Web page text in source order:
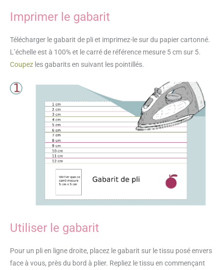
Imprimer le gabarit
Télécharger le gabarit de pli et imprimez-le sur du papier cartonné.
L’échelle est à 100% et le carré de référence mesure 5 cm sur 5.
Coupez les gabarits en suivant les pointillés.
Utiliser le gabarit
Pour un pli en ligne droite, placez le gabarit sur le tissu posé envers
face à vous, près du bord à plier. Repliez le tissu en commençant